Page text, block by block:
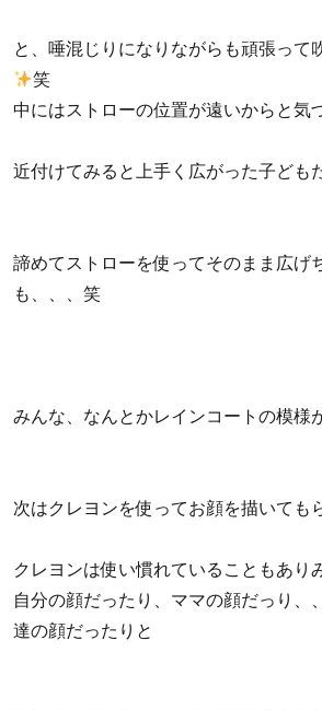
と、唾混じりになりながらも頑張って
笑
中にはストローの位置が遠いからと気
近付けてみると上手く広がった子ども
諦めてストローを使ってそのまま広げ
も、、、笑
みんな、なんとかレインコートの模様
次はクレヨンを使ってお顔を描いても
クレヨンは使い慣れていることもあり
自分の顔だったり、ママの顔だっり、
達の顔だったりと